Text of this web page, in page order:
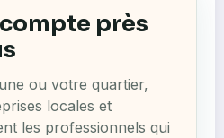
près
ou votre quartier,
locales et
les professionnels qui